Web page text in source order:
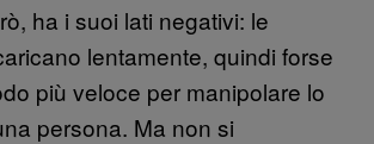
ha i suoi lati negativi: le
lentamente, quindi forse
più veloce per manipolare lo
persona. Ma non si